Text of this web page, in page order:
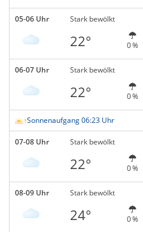
05-06 Uhr Stark bewölkt
22° 0 %
06-07 Uhr Stark bewölkt
22° 0 %
Sonnenaufgang 06:23 Uhr
07-08 Uhr Stark bewölkt
22° 0 %
08-09 Uhr Stark bewölkt
24° 0 %